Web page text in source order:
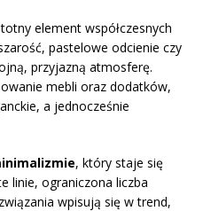
element współczesnych
pastelowe odcienie czy
przyjazną atmosferę.
mebli oraz dodatków,
a jednocześnie
, który staje się
linie, ograniczona liczba
wpisują się w trend,